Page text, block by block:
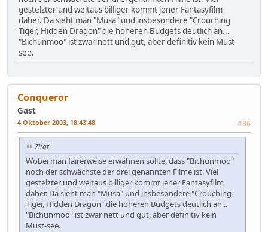
gestelzter und weitaus billiger kommt jener Fantasyfilm
daher. Da sieht man "Musa" und insbesondere "Crouching
Tiger, Hidden Dragon" die höheren Budgets deutlich an...
"Bichunmoo" ist zwar nett und gut, aber definitiv kein Must-
see.
Conqueror
Gast
4 Oktober 2003, 18:43:48 #36
Zitat
Wobei man fairerweise erwähnen sollte, dass "Bichunmoo"
noch der schwächste der drei genannten Filme ist. Viel
gestelzter und weitaus billiger kommt jener Fantasyfilm
daher. Da sieht man "Musa" und insbesondere "Crouching
Tiger, Hidden Dragon" die höheren Budgets deutlich an...
"Bichunmoo" ist zwar nett und gut, aber definitiv kein
Must-see.